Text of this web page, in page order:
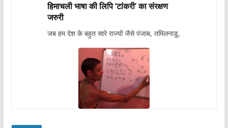
हिमाचली भाषा की लिपि ‘टांकरी’ का संरक्षण
जरुरी
जब हम देश के बहुत सारे राज्यों जैसे पंजाब, तमिलनाडु,